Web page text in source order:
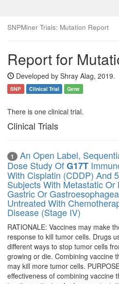
SNPMiner Trials: Mutation Report
Report for
Developed by Shray Alag, 2019.
SNP Clinical Trial Gene
There is one clinical trial.
Clinical Trials
1
An Open Label,
Dose Study OfG17T
With Cisplatin (CDDP) And
Subjects With Metastatic
Gastric Or
Untreated With
Disease (Stage IV)
RATIONALE: Vaccines may make
response to kill tumor cells. Drugs
different ways to stop tumor cells
growing or die. Combining vaccine
may kill more tumor cells.
effectiveness of combining vaccine